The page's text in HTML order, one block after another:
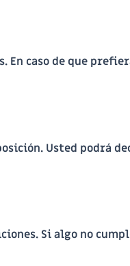
En caso de que
Usted podrá
Si algo no